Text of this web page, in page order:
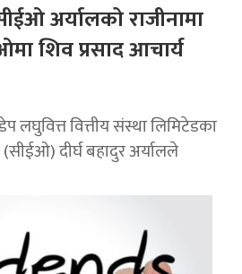
अर्यालको राजीनामा
शिव प्रसाद आचार्य
लघुवित्त वित्तीय संस्था लिमिटेडका
दीर्घ बहादुर अर्यालले